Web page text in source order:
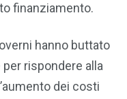
finanziamento.
hanno buttato
rispondere alla
dei costi